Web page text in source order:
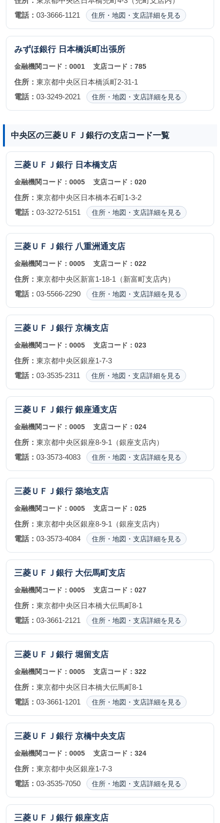
電話： 03-3666-1121 住所・地図・支店詳細を見る
みずほ銀行 日本橋浜町出張所
金融機関コード： 0001 支店コード：785
住所： 東京都中央区日本橋浜町2-31-1
電話： 03-3249-2021 住所・地図・支店詳細を見る
中央区の三菱ＵＦＪ銀行の支店コード一覧
三菱ＵＦＪ銀行 日本橋支店
金融機関コード： 0005 支店コード：020
住所： 東京都中央区日本橋本石町1-3-2
電話： 03-3272-5151 住所・地図・支店詳細を見る
三菱ＵＦＪ銀行 八重洲通支店
金融機関コード： 0005 支店コード：022
住所： 東京都中央区新富1-18-1（新富町支店内）
電話： 03-5566-2290 住所・地図・支店詳細を見る
三菱ＵＦＪ銀行 京橋支店
金融機関コード： 0005 支店コード：023
住所： 東京都中央区銀座1-7-3
電話： 03-3535-2311 住所・地図・支店詳細を見る
三菱ＵＦＪ銀行 銀座通支店
金融機関コード： 0005 支店コード：024
住所： 東京都中央区銀座8-9-1（銀座支店内）
電話： 03-3573-4083 住所・地図・支店詳細を見る
三菱ＵＦＪ銀行 築地支店
金融機関コード： 0005 支店コード：025
住所： 東京都中央区銀座8-9-1（銀座支店内）
電話： 03-3573-4084 住所・地図・支店詳細を見る
三菱ＵＦＪ銀行 大伝馬町支店
金融機関コード： 0005 支店コード：027
住所： 東京都中央区日本橋大伝馬町8-1
電話： 03-3661-2121 住所・地図・支店詳細を見る
三菱ＵＦＪ銀行 堀留支店
金融機関コード： 0005 支店コード：322
住所： 東京都中央区日本橋大伝馬町8-1
電話： 03-3661-1201 住所・地図・支店詳細を見る
三菱ＵＦＪ銀行 京橋中央支店
金融機関コード： 0005 支店コード：324
住所： 東京都中央区銀座1-7-3
電話： 03-3535-7050 住所・地図・支店詳細を見る
三菱ＵＦＪ銀行 銀座支店